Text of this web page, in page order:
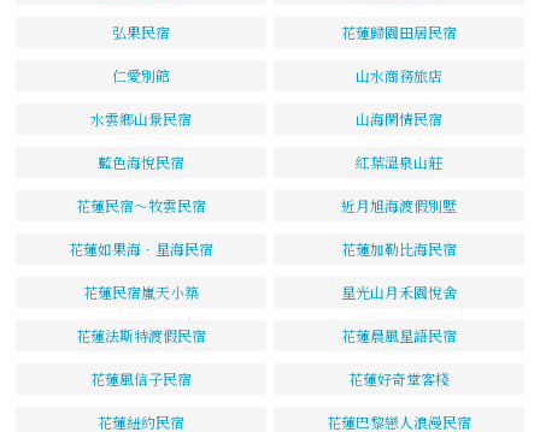
弘果民宿 花蓮歸園田居民宿
仁愛別館 山水商務旅店
水雲鄉山景民宿 山海閑情民宿
藍色海悅民宿 紅葉溫泉山莊
花蓮民宿～牧雲民宿 近月旭海渡假別墅
花蓮如果海．星海民宿 花蓮加勒比海民宿
花蓮民宿嵐天小築 星光山月禾園悅舍
花蓮法斯特渡假民宿 花蓮晨風星語民宿
花蓮風信子民宿 花蓮好奇堂客棧
花蓮紐約民宿 花蓮巴黎戀人浪漫民宿